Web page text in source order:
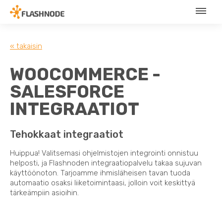
« takaisin
WOOCOMMERCE -
SALESFORCE
INTEGRAATIOT
Tehokkaat integraatiot
Huippua! Valitsemasi ohjelmistojen integrointi onnistuu
helposti, ja Flashnoden integraatiopalvelu takaa sujuvan
käyttöönoton. Tarjoamme ihmisläheisen tavan tuoda
automaatio osaksi liiketoimintaasi, jolloin voit keskittyä
tärkeämpiin asioihin.